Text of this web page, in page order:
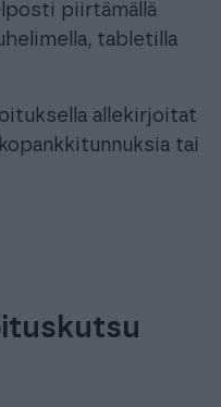
piirtämällä
tabletilla
allekirjoitat
tai